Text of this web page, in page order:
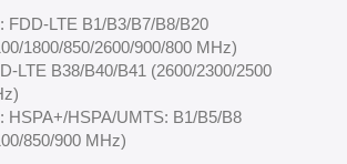
FDD-LTE B1/B3/B7/B8/B20
1800/850/2600/900/800 MHz)
LTE B38/B40/B41 (2600/2300/2500
HSPA+/HSPA/UMTS: B1/B5/B8
850/900 MHz)